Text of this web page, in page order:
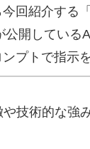
回紹介する
公開している
ンプトで指示
技術的な強